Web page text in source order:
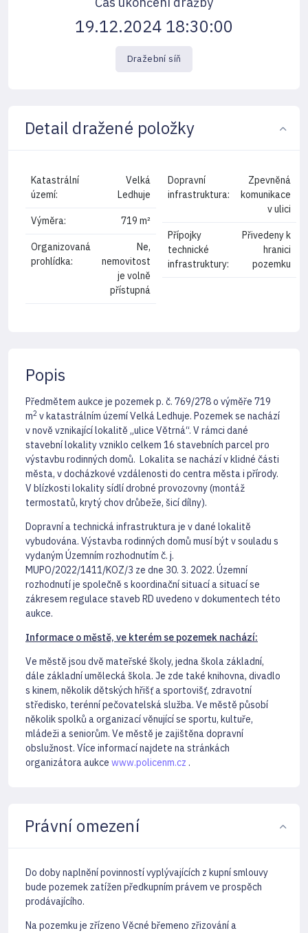
19.12.2024 18:30:00
Dražební síň
Detail dražené položky
Katastrální
území:
Velká
Ledhuje
Výměra: 719 m²
Organizovaná
prohlídka:
Ne,
nemovitost
je volně
přístupná
Dopravní
infrastruktura:
Zpevněná
komunikace
v ulici
Přípojky
technické
infrastruktury:
Přivedeny k
hranici
pozemku
Popis
Předmětem aukce je pozemek p. č. 769/278 o výměře 719
m2 v katastrálním území Velká Ledhuje. Pozemek se nachází
v nově vznikající lokalitě „ulice Větrná“. V rámci dané
stavební lokality vzniklo celkem 16 stavebních parcel pro
výstavbu rodinných domů. Lokalita se nachází v klidné části
města, v docházkové vzdálenosti do centra města i přírody.
V blízkosti lokality sídlí drobné provozovny (montáž
termostatů, krytý chov drůbeže, šicí dílny).
Dopravní a technická infrastruktura je v dané lokalitě
vybudována. Výstavba rodinných domů musí být v souladu s
vydaným Územním rozhodnutím č. j.
MUPO/2022/1411/KOZ/3 ze dne 30. 3. 2022. Územní
rozhodnutí je společně s koordinační situací a situací se
zákresem regulace staveb RD uvedeno v dokumentech této
aukce.
Informace o městě, ve kterém se pozemek nachází:
Ve městě jsou dvě mateřské školy, jedna škola základní,
dále základní umělecká škola. Je zde také knihovna, divadlo
s kinem, několik dětských hřišť a sportovišť, zdravotní
středisko, terénní pečovatelská služba. Ve městě působí
několik spolků a organizací věnující se sportu, kultuře,
mládeži a seniorům. Ve městě je zajištěna dopravní
obslužnost. Více informací najdete na stránkách
organizátora aukce www.policenm.cz .
Právní omezení
Do doby naplnění povinností vyplývajících z kupní smlouvy
bude pozemek zatížen předkupním právem ve prospěch
prodávajícího.
Na pozemku je zřízeno Věcné břemeno zřizování a